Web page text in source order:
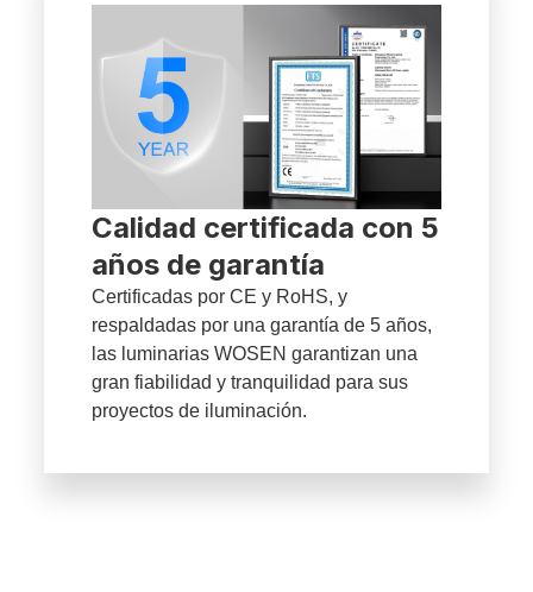
Calidad certificada con 5
años de garantía
Certificadas por CE y RoHS, y
respaldadas por una garantía de 5 años,
las luminarias WOSEN garantizan una
gran fiabilidad y tranquilidad para sus
proyectos de iluminación.